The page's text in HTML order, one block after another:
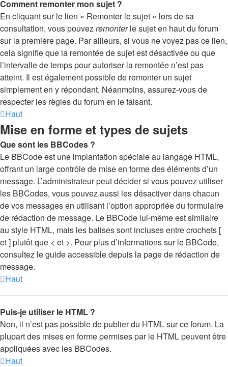
Comment remonter mon sujet ?
En cliquant sur le lien « Remonter le sujet » lors de sa
consultation, vous pouvezremonterle sujet en haut du forum
sur la première page. Par ailleurs, si vous ne voyez pas ce lien,
cela signifie que la remontée de sujet est désactivée ou que
l’intervalle de temps pour autoriser la remontée n’est pas
atteint. Il est également possible de remonter un sujet
simplement en y répondant. Néanmoins, assurez-vous de
respecter les règles du forum en le faisant.
Haut
Mise en forme et types de sujets
Que sont les BBCodes ?
Le BBCode est une implantation spéciale au langage HTML,
offrant un large contrôle de mise en forme des éléments d’un
message. L’administrateur peut décider si vous pouvez utiliser
les BBCodes, vous pouvez aussi les désactiver dans chacun
de vos messages en utilisant l’option appropriée du formulaire
de rédaction de message. Le BBCode lui-même est similaire
au style HTML, mais les balises sont incluses entre crochets [
et ] plutôt que < et >. Pour plus d’informations sur le BBCode,
consultez le guide accessible depuis la page de rédaction de
message.
Haut
Puis-je utiliser le HTML ?
Non, il n’est pas possible de publier du HTML sur ce forum. La
plupart des mises en forme permises par le HTML peuvent être
appliquées avec les BBCodes.
Haut